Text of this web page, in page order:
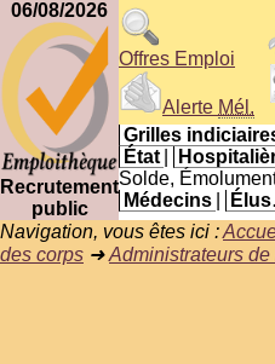
06/08/2026
Recrutement
public
Offres Emploi
Alerte Mél.
Grilles
État
Solde,
Médecins
Navigation, vous êtes ici :
des corps ➜Administrateurs